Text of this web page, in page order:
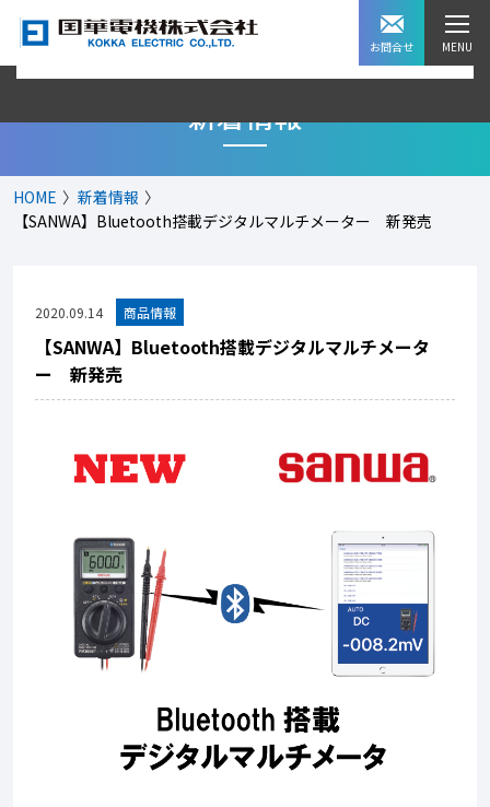
お問合せ
新着情報
HOME
新着情報
【SANWA】Bluetooth搭載デジタルマルチメーター 新発売
2020.09.14
【SANWA】Bluetooth搭載デジタルマルチメータ
ー 新発売